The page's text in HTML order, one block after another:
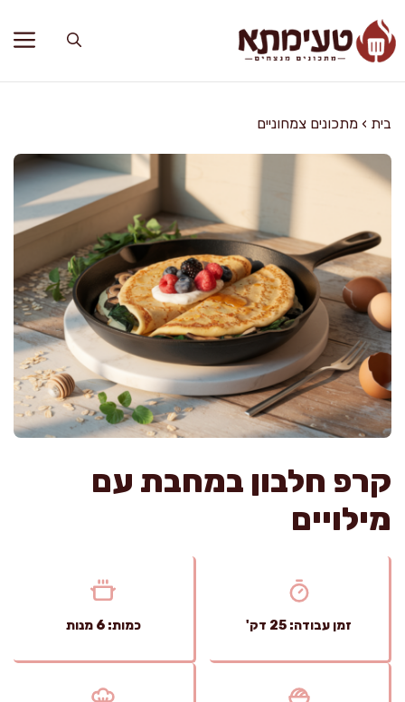
לתוכן
בית › מתכונים צמחוניים
קרפ חלבון במחבת עם
מילויים
זמן עבודה: 25 דק' כמות: 6 מנות